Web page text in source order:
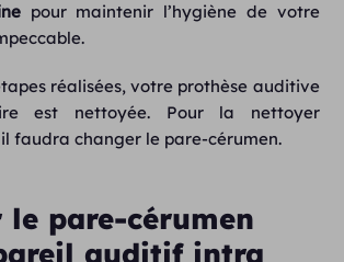
pour maintenir l’hygiène de votre
réalisées, votre prothèse auditive
est nettoyée. Pour la nettoyer
faudra changer le pare-cérumen.
le pare-cérumen
auditif intra